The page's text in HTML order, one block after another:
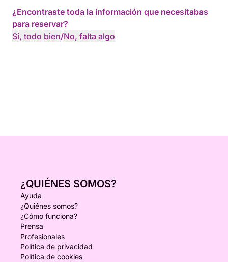
¿Encontraste toda la información que necesitabas
para reservar?
Sí, todo bien/No, falta algo
¿QUIÉNES SOMOS?
Ayuda
¿Quiénes somos?
¿Cómo funciona?
Prensa
Profesionales
Política de privacidad
Política de cookies